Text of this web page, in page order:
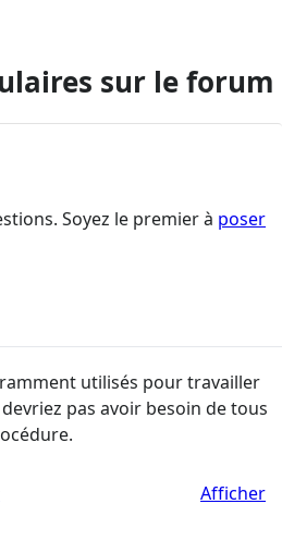
sur le forum
Soyez le premier à poser
utilisés pour travailler
pas avoir besoin de tous
Afficher